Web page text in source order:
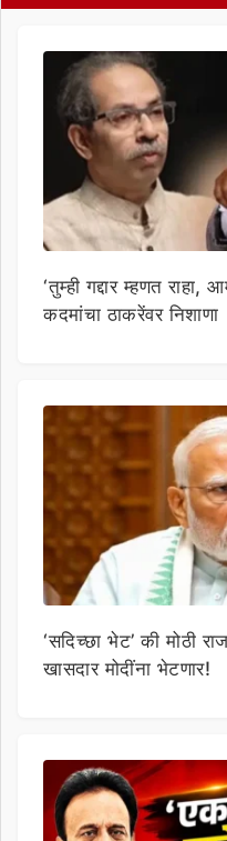
‘तुम्ही गद्दार म्हणत राहा,
कदमांचा ठाकरेंवर निशाणा
‘सदिच्छा भेट’ की मोठी
खासदार मोदींना भेटणार!